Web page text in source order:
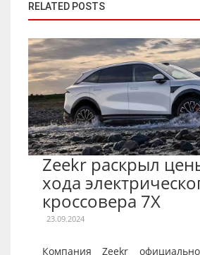
RELATED POSTS
Zeekr раскрыл
хода
кроссовера 7X
23.09.2024
Компания Zeekr